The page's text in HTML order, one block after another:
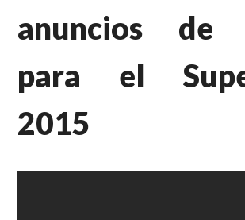
anuncios de
para el
2015